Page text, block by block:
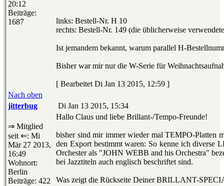
20:12
Beiträge:
1687
links: Bestell-Nr. H 10
rechts: Bestell-Nr. 149 (die üblicherweise
Ist jemandem bekannt, warum parallel H-
Bisher war mir nur die W-Serie für
[ Bearbeitet Di Jan 13 2015, 12:59 ]
Nach oben
jitterbug
Di Jan 13 2015, 15:34
⇒ Mitglied
seit ⇐: Mi
Mär 27 2013,
16:49
Wohnort:
Berlin
Beiträge: 422
Hallo Claus und liebe Brillant-/Tempo-Freunde!
bisher sind mir immer wieder mal TEMPO-Platten
den Export bestimmt waren: So kenne ich
Orchester als "JOHN WEBB and his Orchestra"
bei Jazztiteln auch englisch beschriftet sind.
Was zeigt die Rückseite Deiner BRILLANT-